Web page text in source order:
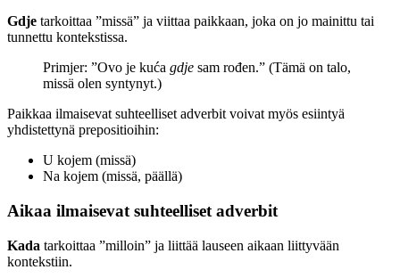
Gdje tarkoittaa ”missä” ja viittaa paikkaan, joka on jo mainittu tai
tunnettu kontekstissa.
Primjer: ”Ovo je kuća gdje sam rođen.” (Tämä on talo,
missä olen syntynyt.)
Paikkaa ilmaisevat suhteelliset adverbit voivat myös esiintyä
yhdistettynä prepositioihin:
U kojem (missä)
Na kojem (missä, päällä)
Aikaa ilmaisevat suhteelliset adverbit
Kada tarkoittaa ”milloin” ja liittää lauseen aikaan liittyvään
kontekstiin.